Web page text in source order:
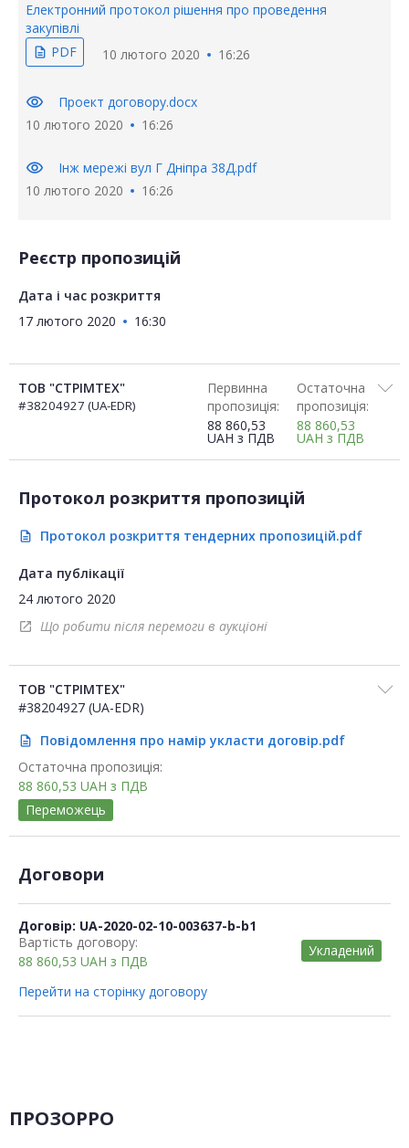
Електронний протокол рішення про проведення
закупівлі
description PDF 10 лютого 2020 16:26
visibility
Проект договору.docx
10 лютого 2020
16:26
visibility
Інж мережі вул Г Дніпра 38Д.pdf
10 лютого 2020
16:26
Реєстр пропозицій
Дата і час розкриття
17 лютого 2020
16:30
ТОВ "СТРІМТЕХ"
#38204927 (UA-EDR)
Первинна
пропозиція:
88 860,53
UAH з ПДВ
Остаточна
пропозиція:
88 860,53
UAH з ПДВ
Протокол розкриття пропозицій
description Протокол розкриття тендерних пропозицій.pdf
Дата публікації
24 лютого 2020
open_in_new Що робити після перемоги в аукціоні
ТОВ "СТРІМТЕХ"
#38204927 (UA-EDR)
description
Повідомлення про намір укласти договір.pdf
Остаточна пропозиція:
88 860,53 UAH з ПДВ
Переможець
Договори
Договір: UA-2020-02-10-003637-b-b1
Вартість договору:
88 860,53 UAH з ПДВ
Укладений
Перейти на сторінку договору
ПРОЗОРРО